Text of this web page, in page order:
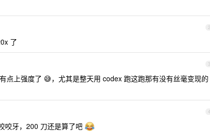
2
了
3
点上强度了 😅，尤其是整天用 codex 跑这跑那有没有丝毫变现的
4
咬牙，200 刀还是算了吧